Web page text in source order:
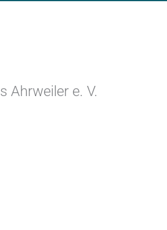
Ahrweiler e. V.